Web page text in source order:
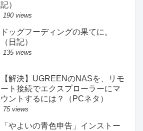
記）
190 views
ドッグフーディングの果てに。
（日記）
135 views
【解決】UGREENのNASを、リモ
ート接続でエクスプローラーにマ
ウントするには？（PCネタ）
75 views
「やよいの青色申告」インストー